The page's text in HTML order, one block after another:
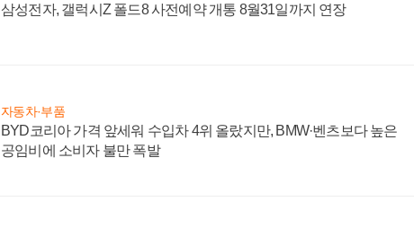
삼성전자, 갤럭시Z 폴드8 사전예약 개통 8월31일까지 연장
자동차·부품
BYD코리아 가격 앞세워 수입차 4위 올랐지만, BMW·벤츠보다 높은
공임비에 소비자 불만 폭발